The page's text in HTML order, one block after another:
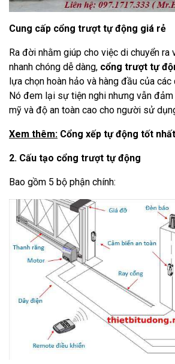
Cung cấp cổng trượt tự động giá rẻ
Ra đời nhằm giúp cho việc di chuyển ra
nhanh chóng dễ dàng, cổng trượt tự
lựa chọn hoàn hảo và hàng đầu của
Nó đem lại sự tiện nghi nhưng vẫn
mỹ và độ an toàn cao cho người sử
Xem thêm: Cổng xếp tự động tốt nhất
2. Cấu tạo cổng trượt tự động
Bao gồm 5 bộ phận chính: